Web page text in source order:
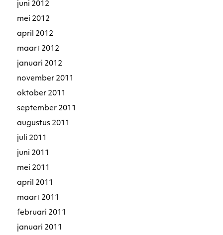
juni 2012
mei 2012
april 2012
maart 2012
januari 2012
november 2011
oktober 2011
september 2011
augustus 2011
juli 2011
juni 2011
mei 2011
april 2011
maart 2011
februari 2011
januari 2011